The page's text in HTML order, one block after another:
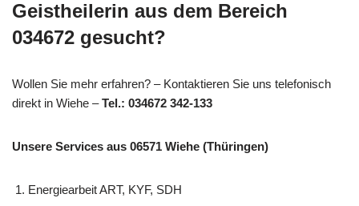
Geistheilerin aus dem Bereich
034672 gesucht?
Wollen Sie mehr erfahren? – Kontaktieren Sie uns telefonisch
direkt in Wiehe –Tel.: 034672 342-133
Unsere Services aus 06571 Wiehe (Thüringen)
Energiearbeit ART, KYF, SDH